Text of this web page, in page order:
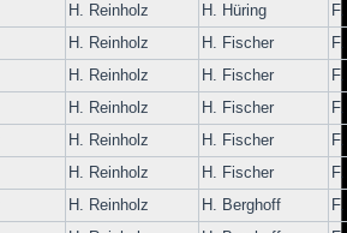
H. Reinholz H. Hüring
H. Reinholz H. Fischer
H. Reinholz H. Fischer
H. Reinholz H. Fischer
H. Reinholz H. Fischer
H. Reinholz H. Fischer
H. Reinholz H. Berghoff